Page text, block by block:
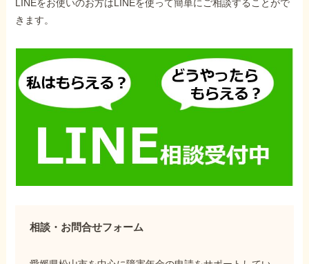
LINEをお使いのお方はLINEを使って簡単にご相談することがで
きます。
相談・お問合せフォーム